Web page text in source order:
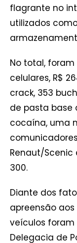
flagrante no
utilizados
No total,
celulares, R$
crack, 353
de pasta base
cocaína, uma
Renaut/Scenic
300.
Diante dos
apreensão
veículos
Delegacia de